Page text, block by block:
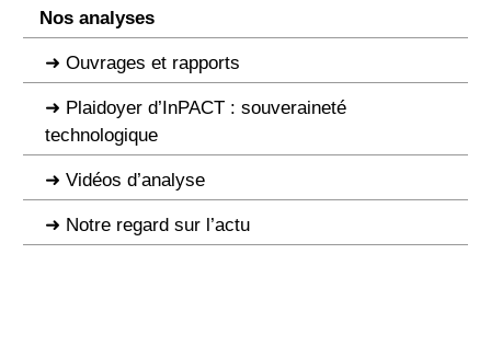
Nos analyses
Ouvrages et rapports
Plaidoyer d’InPACT : souveraineté
technologique
Vidéos d’analyse
Notre regard sur l’actu